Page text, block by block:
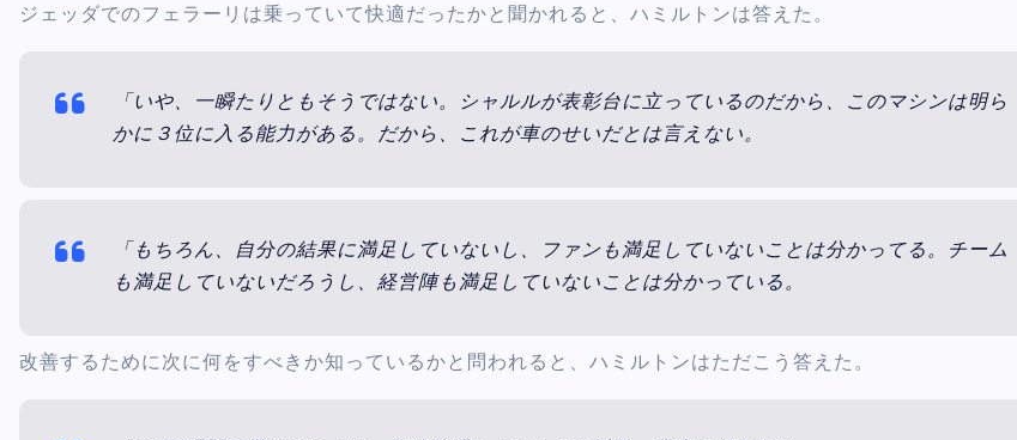
ジェッダでのフェラーリは乗っていて快適だったかと聞かれると、ハミルトンは答えた。
「いや、一瞬たりともそうではない。シャルルが表彰台に立っているのだから、このマシンは明ら
かに３位に入る能力がある。だから、これが車のせいだとは言えない。
「もちろん、自分の結果に満足していないし、ファンも満足していないことは分かってる。チーム
も満足していないだろうし、経営陣も満足していないことは分かっている。
改善するために次に何をすべきか知っているかと問われると、ハミルトンはただこう答えた。